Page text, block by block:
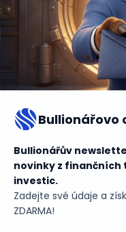
Bullionářovo
Bullionářův
novinky z finančních
investic.
Zadejte své údaje a
ZDARMA!Aktuální